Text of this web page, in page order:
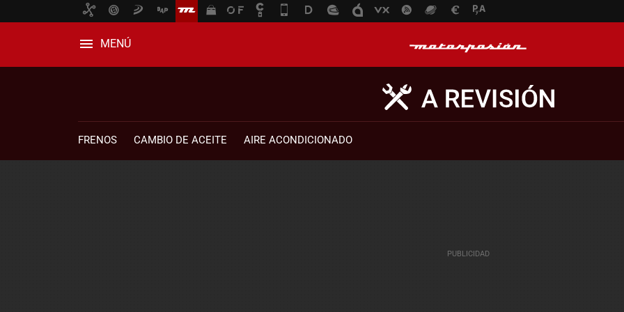
MENÚ
FRENOS CAMBIO DE ACEITE AIRE ACONDICIONADO